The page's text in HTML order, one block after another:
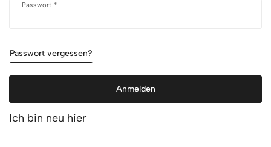
Passwort *
Passwort vergessen?
Anmelden
Ich bin neu hier